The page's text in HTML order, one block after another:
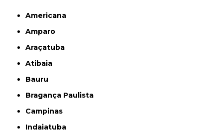
Americana
Amparo
Araçatuba
Atibaia
Bauru
Bragança Paulista
Campinas
Indaiatuba